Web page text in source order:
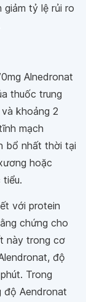
tỷ lệ rủi ro
Alnedronat
thuốc trung
khoảng 2
mạch
bổ nhất thời tại
hoặc
với protein
chứng cho
này trong cơ
độ
Trong
độ Aendronat